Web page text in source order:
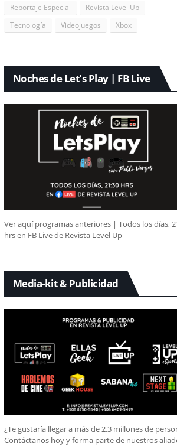
Reportaje Especial
Revista Level Up
Tecnología
Videojuegos Xbox
Noches de Let's Play | FB Live
Ver aquí programas anteriores | Todos los días,
hrs en FB Live de Revista Level Up
Media-kit & Publicidad
¿Te gustaría llegar a más de 2.3 millones de
Contáctanos hoy y forma parte de nuestros